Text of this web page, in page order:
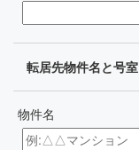
転居先物件名と号室
物件名